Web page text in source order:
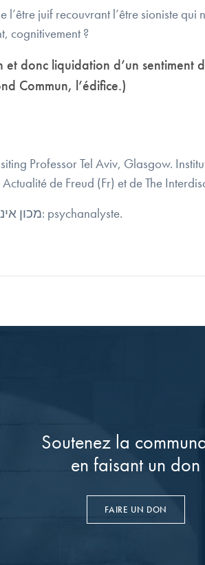
juif recouvrant l’être sioniste
cognitivement ?
donc liquidation d’un sentiment
Commun, l’édifice.)
Professor Tel Aviv, Glasgow.
de Freud (Fr) et de The
– מכון אינטר-דיסציפלינרי שיבולת , נוכחותו של פרויד: psychanalyste.
Soutenez la
en faisant un don
FAIRE UN DON